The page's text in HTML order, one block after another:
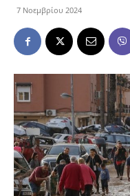
7 Νοεμβρίου 2024